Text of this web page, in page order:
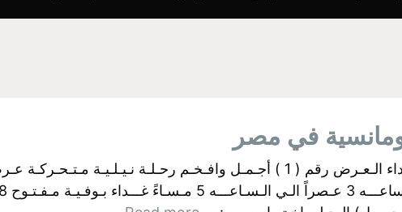
في مصر
البواخر الفرعونية بالجيزة اولآ: رحــلات الـغـداء الـعـرض رقم ( 1 ) أجـمـل وافـخـم